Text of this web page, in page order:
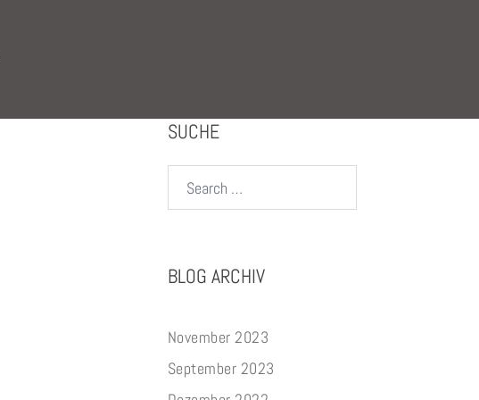
SUCHE
BLOG ARCHIV
November 2023
September 2023